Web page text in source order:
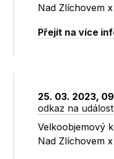
Nad Zlíchovem
Přejít na více
25. 03. 2023,
odkaz na událost
Velkoobjemový
Nad Zlíchovem